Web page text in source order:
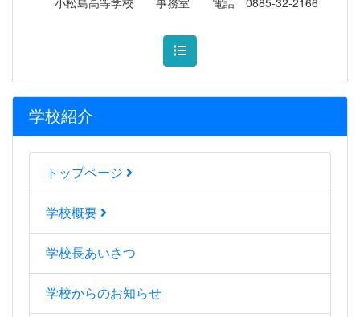
学校紹介
トップページ
学校概要
学校長あいさつ
学校からのお知らせ